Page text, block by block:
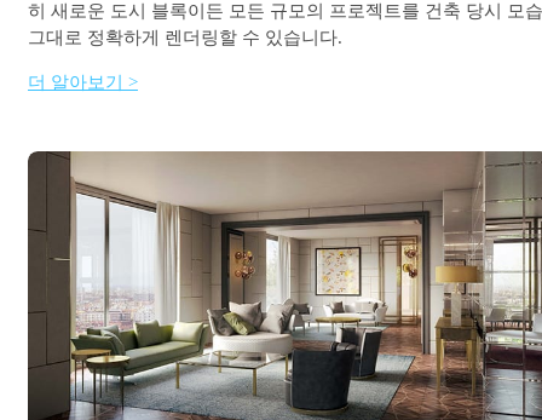
히 새로운 도시 블록이든 모든 규모의 프로젝트를 건축 당시 모습
그대로 정확하게 렌더링할 수 있습니다.
더 알아보기 >